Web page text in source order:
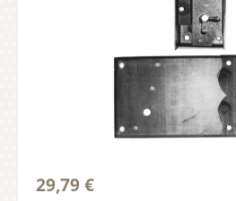
29,79 €